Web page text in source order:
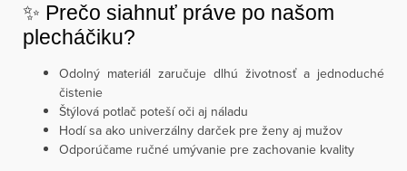
✨ Prečo siahnuť práve po našom
plecháčiku?
Odolný materiál zaručuje dlhú životnosť a jednoduché
čistenie
Štýlová potlač poteší oči aj náladu
Hodí sa ako univerzálny darček pre ženy aj mužov
Odporúčame ručné umývanie pre zachovanie kvality